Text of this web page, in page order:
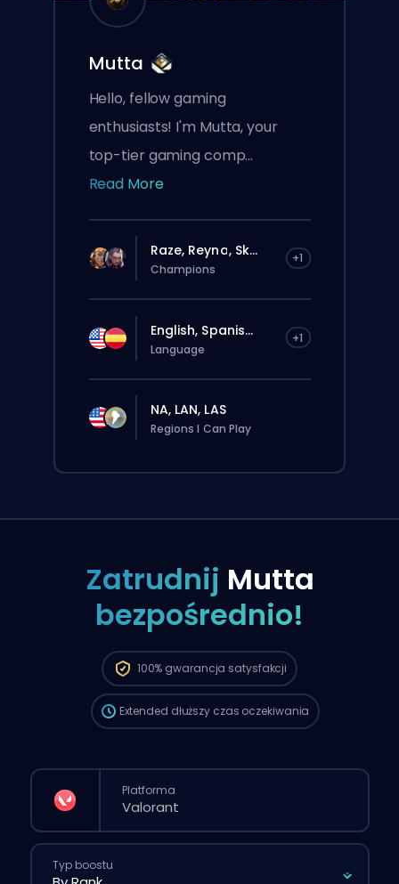
Mutta
Hello, fellow gaming
enthusiasts! I'm Mutta, your
top-tier gaming comp...
Read More
Raze, Reyna, Sk... +1
Champions
English, Spanis... +1
Language
NA, LAN, LAS
Regions I Can Play
Zatrudnij Mutta
bezpośrednio!
100% gwarancja satysfakcji
Zlecenie zostanie automatycznie
przypisane do tego boostera, więc czas
standardowym zamówieniu złożonym
przez stronę.
Extended dłuższy czas oczekiwania
Platforma
Typ boostu